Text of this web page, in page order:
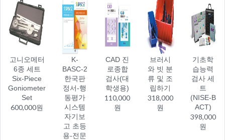
고니오메터
6종 세트
Six-Piece
Goniometer
Set
600,000원
K-
BASC-2
한국판
정서-행
동평가
시스템
자기보
고 초등
용-전문
CAD 진
로종합
검사(대
학생용)
110,000
원
브러시
와 빗 분
류 및 조
립하기
318,000
원
기초학
습능력
검사 세
트
(NISE-B
ACT)
398,000
원